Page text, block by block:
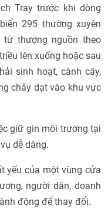
Tray trước khi dòng
295 thường xuyên
thượng nguồn theo
lên xuống hoặc sau
sinh hoạt, cành cây,
chảy dạt vào khu vực
giữ gìn môi trường tại
dễ dàng.
yếu của một vùng cửa
người dân, doanh
động để thay đổi.